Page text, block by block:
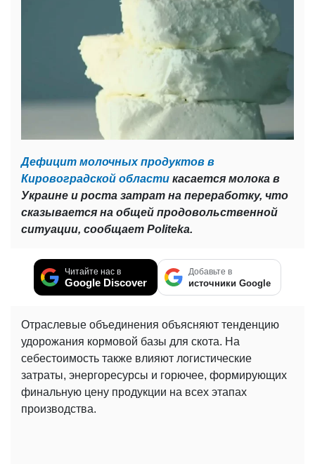
Дефицит молочных продуктов в
Кировоградской области касается молока в
Украине и роста затрат на переработку, что
сказывается на общей продовольственной
ситуации, сообщает Politeka.
Читайте нас в
Google Discover
Добавьте в
источники Google
Отраслевые объединения объясняют тенденцию
удорожания кормовой базы для скота. На
себестоимость также влияют логистические
затраты, энергоресурсы и горючее, формирующих
финальную цену продукции на всех этапах
производства.